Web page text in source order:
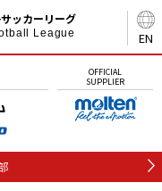
EN
ッカーリーグ
League
OFFICIAL
SUPPLIER